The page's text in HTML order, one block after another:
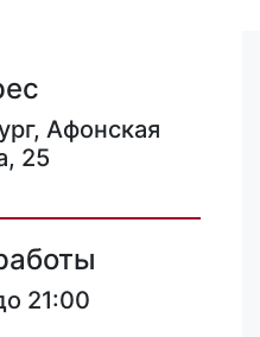
Афонская
25
21:00